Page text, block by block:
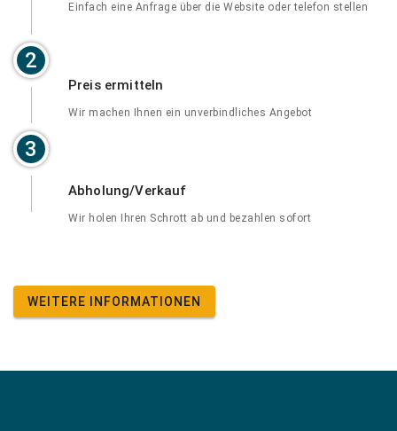
2
3
Einfach eine Anfrage über die Website oder telefon stellen
Preis ermitteln
Wir machen Ihnen ein unverbindliches Angebot
Abholung/Verkauf
Wir holen Ihren Schrott ab und bezahlen sofort
WEITERE INFORMATIONEN